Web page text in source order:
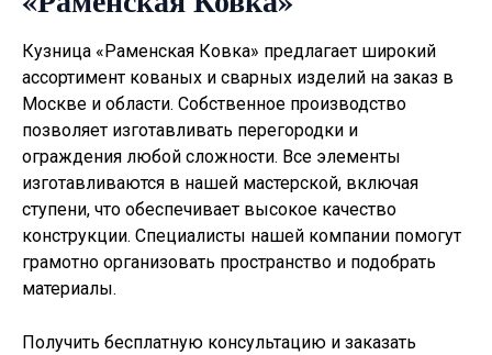
Кузница «Раменская Ковка» предлагает широкий
ассортимент кованых и сварных изделий на заказ в
Москве и области. Собственное производство
позволяет изготавливать перегородки и
ограждения любой сложности. Все элементы
изготавливаются в нашей мастерской, включая
ступени, что обеспечивает высокое качество
конструкции. Специалисты нашей компании помогут
грамотно организовать пространство и подобрать
материалы.
Получить бесплатную консультацию и заказать